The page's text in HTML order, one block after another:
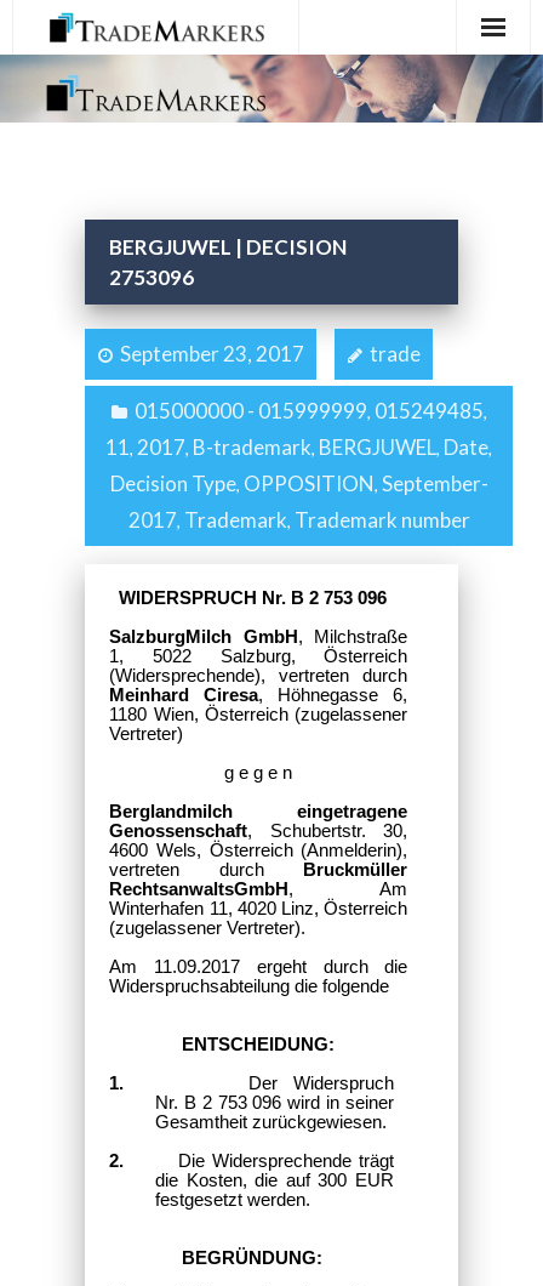
Home
About Us
Contact Us
BERGJUWEL | DECISION
2753096
September 23, 2017 trade
015000000 - 015999999, 015249485,
11, 2017, B-trademark, BERGJUWEL, Date,
Decision Type, OPPOSITION, September-
2017, Trademark, Trademark number
WIDERSPRUCH Nr. B 2 753 096
SalzburgMilch GmbH , Milchstraße
1, 5022 Salzburg, Österreich
(Widersprechende), vertreten durch
Meinhard Ciresa, Höhnegasse 6,
1180 Wien, Österreich (zugelassener
Vertreter)
g e g e n
Berglandmilch eingetragene
Genossenschaft, Schubertstr. 30,
4600 Wels, Österreich (Anmelderin),
vertreten durch
Bruckmüller
RechtsanwaltsGmbH , Am
Winterhafen 11, 4020 Linz, Österreich
(zugelassener Vertreter).
Am 11.09.2017 ergeht durch die
Widerspruchsabteilung die folgende
ENTSCHEIDUNG:
1. Der Widerspruch
Nr. B 2 753 096 wird in seiner
Gesamtheit zurückgewiesen.
2. Die Widersprechende trägt
die Kosten, die auf 300 EUR
festgesetzt werden.
BEGRÜNDUNG: